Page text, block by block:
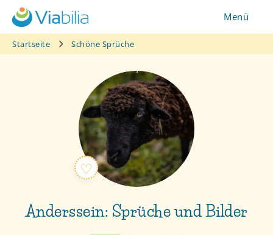
Zum
Inhalt
springen
Menü
Startseite Schöne Sprüche
Anderssein: Sprüche und Bilder